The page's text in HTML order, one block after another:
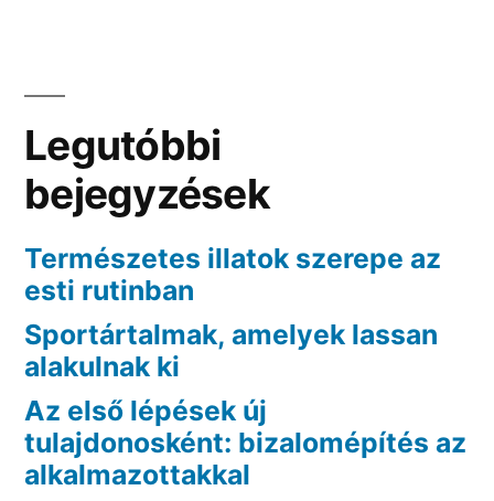
Legutóbbi
bejegyzések
Természetes illatok szerepe az
esti rutinban
Sportártalmak, amelyek lassan
alakulnak ki
Az első lépések új
tulajdonosként: bizalomépítés az
alkalmazottakkal